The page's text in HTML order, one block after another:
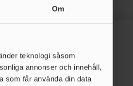
Om
teknologi såsom
annonser och innehåll,
som får använda din data